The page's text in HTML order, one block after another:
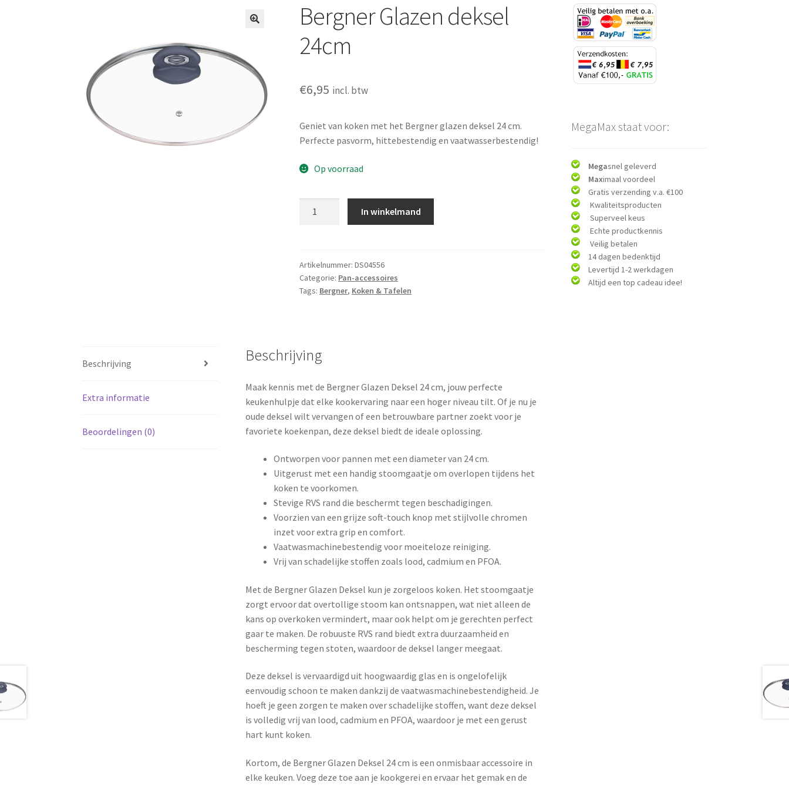
Bergner Glazen deksel
24cm
€6,95 incl. btw
Geniet van koken met het Bergner glazen deksel 24 cm.
Perfecte pasvorm, hittebestendig en vaatwasserbestendig!
Op voorraad
aantal
In winkelmand
Artikelnummer:DS04556
Categorie: Pan-accessoires
Tags: Bergner, Koken & Tafelen
Beschrijving
Extra informatie
Beoordelingen (0)
Beschrijving
Maak kennis met de Bergner Glazen Deksel 24 cm, jouw perfecte
keukenhulpje dat elke kookervaring naar een hoger niveau tilt. Of je nu je
oude deksel wilt vervangen of een betrouwbare partner zoekt voor je
favoriete koekenpan, deze deksel biedt de ideale oplossing.
Ontworpen voor pannen met een diameter van 24 cm.
Uitgerust met een handig stoomgaatje om overlopen tijdens het
koken te voorkomen.
Stevige RVS rand die beschermt tegen beschadigingen.
Voorzien van een grijze soft-touch knop met stijlvolle chromen
inzet voor extra grip en comfort.
Vaatwasmachinebestendig voor moeiteloze reiniging.
Vrij van schadelijke stoffen zoals lood, cadmium en PFOA.
Met de Bergner Glazen Deksel kun je zorgeloos koken. Het stoomgaatje
zorgt ervoor dat overtollige stoom kan ontsnappen, wat niet alleen de
kans op overkoken vermindert, maar ook helpt om je gerechten perfect
gaar te maken. De robuuste RVS rand biedt extra duurzaamheid en
bescherming tegen stoten, waardoor de deksel langer meegaat.
Deze deksel is vervaardigd uit hoogwaardig glas en is ongelofelijk
eenvoudig schoon te maken dankzij de vaatwasmachinebestendigheid. Je
hoeft je geen zorgen te maken over schadelijke stoffen, want deze deksel
is volledig vrij van lood, cadmium en PFOA, waardoor je met een gerust
hart kunt koken.
Kortom, de Bergner Glazen Deksel 24 cm is een onmisbaar accessoire in
elke keuken. Voeg deze toe aan je kookgerei en ervaar het gemak en de
MegaMax staat voor:
Megasnel geleverd
Maximaal voordeel
Gratis verzending v.a. €100
Kwaliteitsproducten
Superveel keus
Echte productkennis
Veilig betalen
14 dagen bedenktijd
Levertijd 1-2 werkdagen
Altijd een top cadeau idee!